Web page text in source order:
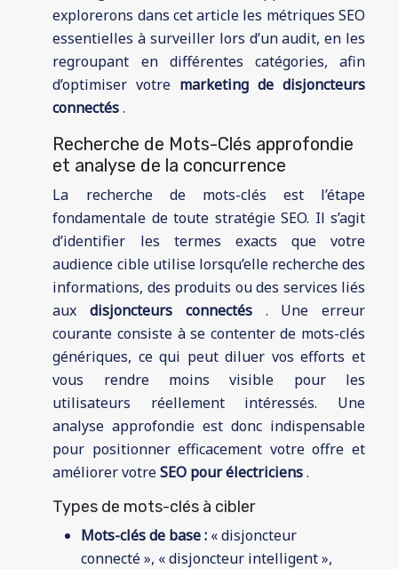
explorerons dans cet article les métriques SEO
essentielles à surveiller lors d’un audit, en les
regroupant en différentes catégories, afin
d’optimiser votre marketing de disjoncteurs
connectés.
Recherche de Mots-Clés approfondie
et analyse de la concurrence
La recherche de mots-clés est l’étape
fondamentale de toute stratégie SEO. Il s’agit
d’identifier les termes exacts que votre
audience cible utilise lorsqu’elle recherche des
informations, des produits ou des services liés
auxdisjoncteurs connectés . Une erreur
courante consiste à se contenter de mots-clés
génériques, ce qui peut diluer vos efforts et
vous rendre moins visible pour les
utilisateurs réellement intéressés. Une
analyse approfondie est donc indispensable
pour positionner efficacement votre offre et
améliorer votreSEO pour électriciens.
Types de mots-clés à cibler
Mots-clés de base : « disjoncteur
connecté », « disjoncteur intelligent »,